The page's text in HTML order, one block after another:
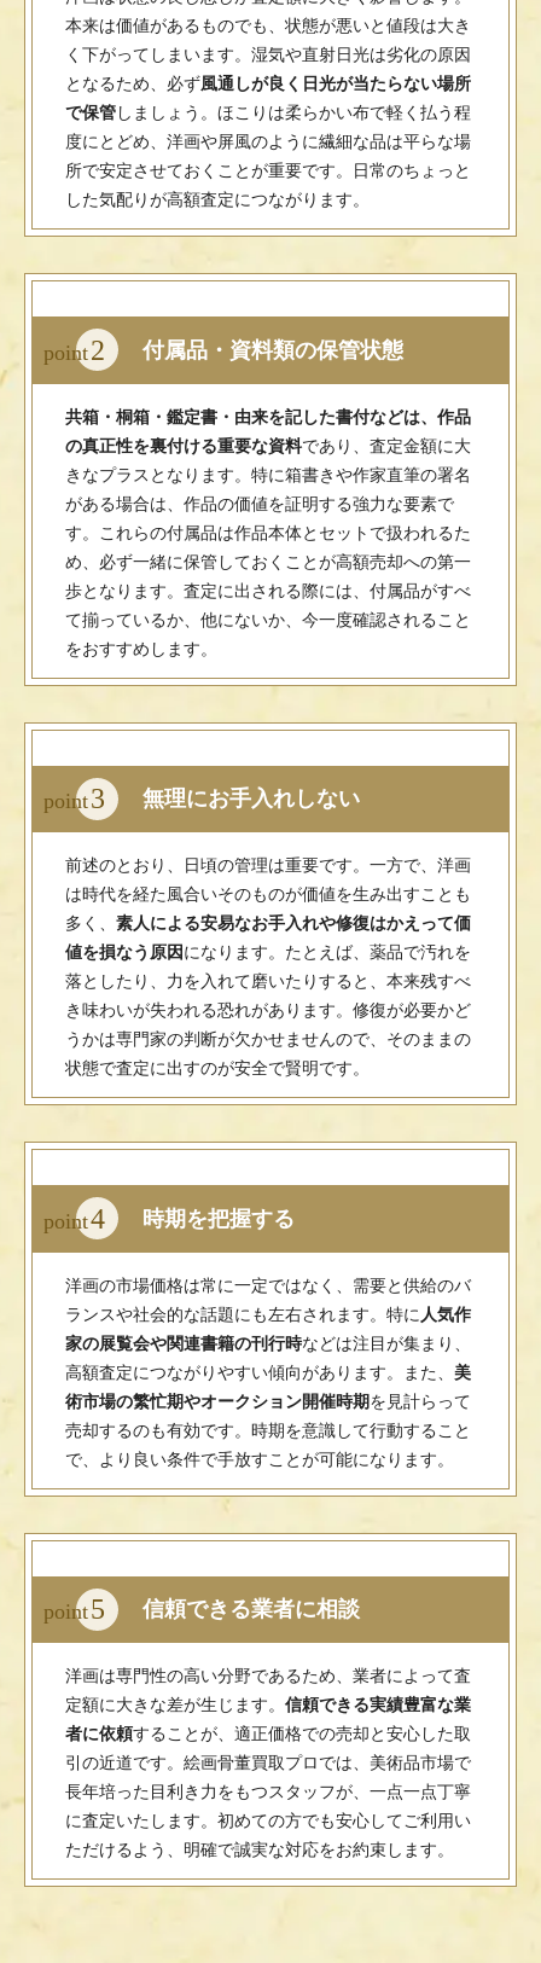
本来は価値があるものでも、状態が悪いと値段は大き
く下がってしまいます。湿気や直射日光は劣化の原因
となるため、必ず風通しが良く日光が当たらない場所
で保管しましょう。ほこりは柔らかい布で軽く払う程
度にとどめ、洋画や屏風のように繊細な品は平らな場
所で安定させておくことが重要です。日常のちょっと
した気配りが高額査定につながります。
point2 付属品・資料類の保管状態
共箱・桐箱・鑑定書・由来を記した書付などは、作品
の真正性を裏付ける重要な資料であり、査定金額に大
きなプラスとなります。特に箱書きや作家直筆の署名
がある場合は、作品の価値を証明する強力な要素で
す。これらの付属品は作品本体とセットで扱われるた
め、必ず一緒に保管しておくことが高額売却への第一
歩となります。査定に出される際には、付属品がすべ
て揃っているか、他にないか、今一度確認されること
をおすすめします。
point3 無理にお手入れしない
前述のとおり、日頃の管理は重要です。一方で、洋画
は時代を経た風合いそのものが価値を生み出すことも
多く、 素人による安易なお手入れや修復はかえって価
値を損なう原因になります。たとえば、薬品で汚れを
落としたり、力を入れて磨いたりすると、本来残すべ
き味わいが失われる恐れがあります。修復が必要かど
うかは専門家の判断が欠かせませんので、そのままの
状態で査定に出すのが安全で賢明です。
point4 時期を把握する
洋画の市場価格は常に一定ではなく、需要と供給のバ
ランスや社会的な話題にも左右されます。特に 人気作
家の展覧会や関連書籍の刊行時などは注目が集まり、
高額査定につながりやすい傾向があります。また、 美
術市場の繁忙期やオークション開催時期を見計らって
売却するのも有効です。時期を意識して行動すること
で、より良い条件で手放すことが可能になります。
point5 信頼できる業者に相談
洋画は専門性の高い分野であるため、業者によって査
定額に大きな差が生じます。 信頼できる実績豊富な業
者に依頼することが、適正価格での売却と安心した取
引の近道です。絵画骨董買取プロでは、美術品市場で
長年培った目利き力をもつスタッフが、一点一点丁寧
に査定いたします。初めての方でも安心してご利用い
ただけるよう、明確で誠実な対応をお約束します。